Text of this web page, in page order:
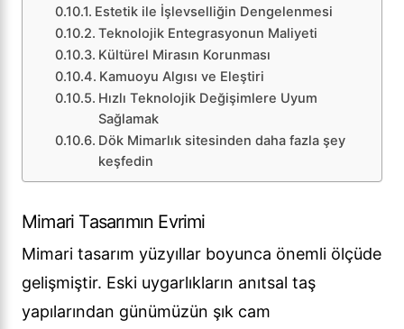
Estetik ile İşlevselliğin Dengelenmesi
Teknolojik Entegrasyonun Maliyeti
Kültürel Mirasın Korunması
Kamuoyu Algısı ve Eleştiri
Hızlı Teknolojik Değişimlere Uyum
Sağlamak
Dök Mimarlık sitesinden daha fazla şey
keşfedin
Mimari Tasarımın Evrimi
Mimari tasarım yüzyıllar boyunca önemli ölçüde
gelişmiştir. Eski uygarlıkların anıtsal taş
yapılarından günümüzün şık cam